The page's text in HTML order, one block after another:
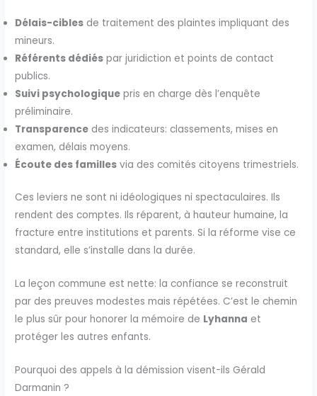
Délais-cibles de traitement des plaintes impliquant des
mineurs.
Référents dédiés par juridiction et points de contact
publics.
Suivi psychologique pris en charge dès l’enquête
préliminaire.
Transparence des indicateurs: classements, mises en
examen, délais moyens.
Écoute des familles via des comités citoyens trimestriels.
Ces leviers ne sont ni idéologiques ni spectaculaires. Ils
rendent des comptes. Ils réparent, à hauteur humaine, la
fracture entre institutions et parents. Si la réforme vise ce
standard, elle s’installe dans la durée.
La leçon commune est nette: la confiance se reconstruit
par des preuves modestes mais répétées. C’est le chemin
le plus sûr pour honorer la mémoire de Lyhanna et
protéger les autres enfants.
Pourquoi des appels à la démission visent-ils Gérald
Darmanin ?